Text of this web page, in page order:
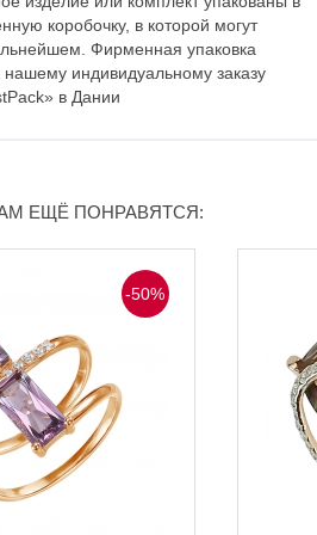
коробочку, в которой могут
Фирменная упаковка
нашему индивидуальному заказу
в Дании
ЕЩЁ ПОНРАВЯТСЯ:
-50%